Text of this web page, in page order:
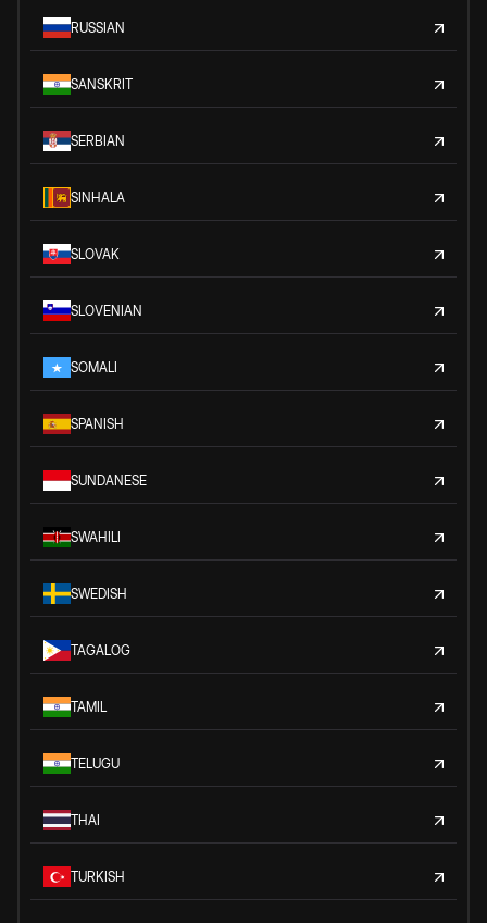
RUSSIAN
SANSKRIT
SERBIAN
SINHALA
SLOVAK
SLOVENIAN
SOMALI
SPANISH
SUNDANESE
SWAHILI
SWEDISH
TAGALOG
TAMIL
TELUGU
THAI
TURKISH